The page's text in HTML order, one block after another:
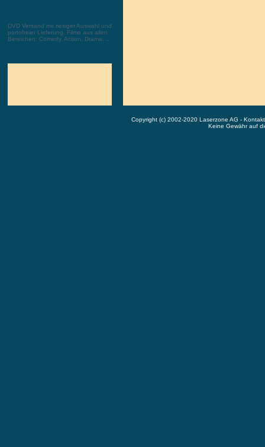
DVD Versand mit riesiger Auswahl und
portofreier Lieferung. Filme aus allen
Bereichen: Comedy, Action, Drama, ...
Copyright (c) 2002-2020 Laserzone AG -
Keine Gewähr auf